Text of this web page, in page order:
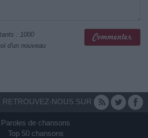
: 1000
d'un nouveau
RETROUVEZ-NOUS SUR
Paroles de chansons
Top 50 chansons